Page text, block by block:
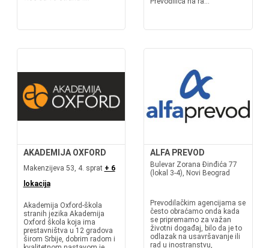
AKADEMIJA OXFORD
Makenzijeva 53, 4. sprat + 6
lokacija
Akademija Oxford-škola
stranih jezika Akademija
Oxford škola koja ima
prestavništva u 12 gradova
širom Srbije, dobrim radom i
ALFA PREVOD
Bulevar Zorana Đinđića 77
(lokal 3-4), Novi Beograd
Prevodilačkim agencijama se
često obraćamo onda kada
se pripremamo za važan
životni događaj, bilo da je to
odlazak na usavršavanje ili
rad u inostranstvu,